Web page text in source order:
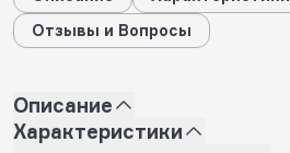
Отзывы и Вопросы
Описание
Характеристики